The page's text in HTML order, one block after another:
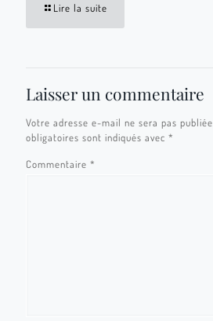
Lire la suite
Laisser un commentaire
Votre adresse e-mail ne sera pas publiée.
obligatoires sont indiqués avec *
Commentaire *